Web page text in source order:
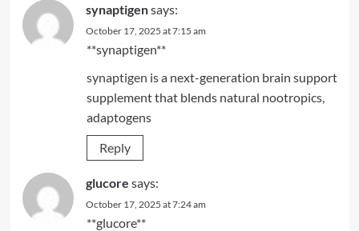
synaptigensays:
October 17, 2025 at 7:15 am
**synaptigen**
synaptigen is a next-generation brain support
supplement that blends natural nootropics,
adaptogens
Reply
glucore says:
October 17, 2025 at 7:24 am
** glucore**